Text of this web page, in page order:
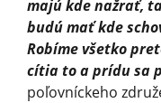
majú kde nažrať,
budú mať kde
Robíme všetko
cítia to a prídu sa
poľovníckeho